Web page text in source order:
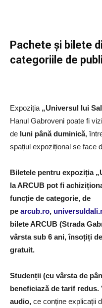
Pachete și bilete
categoriile de
Expoziția „Universul lui
Hanul Gabroveni poate fi
de luni până duminică,
spațiul expozițional se face
Biletele pentru expoziția
la ARCUB pot fi
funcție de categorie, de
pe arcub.ro,
bilete ARCUB (Strada
vârsta sub 6 ani, însoțiți
gratuit.
Studenții (cu vârsta de
beneficiază de tarif redus.
audio, ce conține explicații